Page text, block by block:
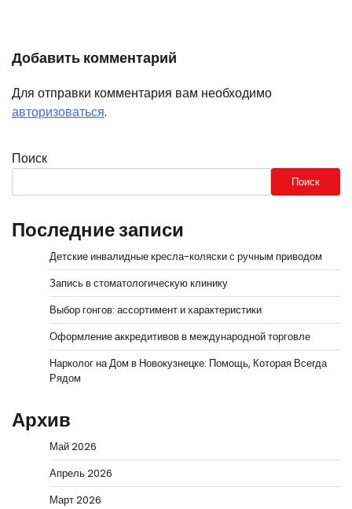
Добавить комментарий
Для отправки комментария вам необходимо
авторизоваться.
Поиск
Поиск
Последние записи
Детские инвалидные кресла-коляски с ручным приводом
Запись в стоматологическую клинику
Выбор гонгов: ассортимент и характеристики
Оформление аккредитивов в международной торговле
Нарколог на Дом в Новокузнецке: Помощь, Которая Всегда
Рядом
Архив
Май 2026
Апрель 2026
Март 2026